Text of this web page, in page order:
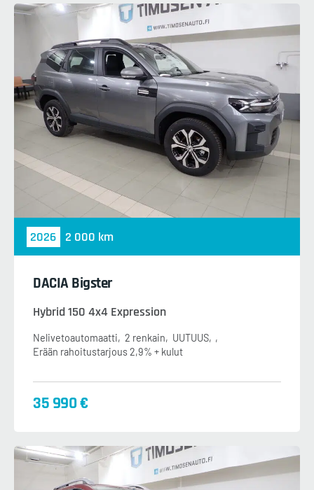
2026 2 000 km
DACIA Bigster
Hybrid 150 4x4 Expression
Nelivetoautomaatti 2 renkain
UUTUUS
Erään rahoitustarjous 2,9% + kulut
35 990 €